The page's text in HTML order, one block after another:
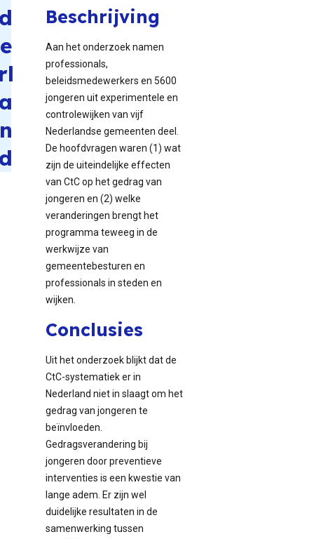
e
Beschrijving
Aan het onderzoek namen
professionals,
beleidsmedewerkers en 5600
jongeren uit experimentele en
controlewijken van vijf
Nederlandse gemeenten deel.
De hoofdvragen waren (1) wat
zijn de uiteindelijke effecten
van CtC op het gedrag van
jongeren en (2) welke
veranderingen brengt het
programma teweeg in de
werkwijze van
gemeentebesturen en
professionals in steden en
wijken.
Conclusies
Uit het onderzoek blijkt dat de
CtC-systematiek er in
Nederland niet in slaagt om het
gedrag van jongeren te
beïnvloeden.
Gedragsverandering bij
jongeren door preventieve
interventies is een kwestie van
lange adem. Er zijn wel
duidelijke resultaten in de
samenwerking tussen